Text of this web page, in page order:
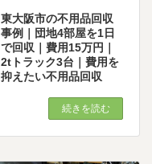
東大阪市の不用品回収
事例｜団地4部屋を1日
で回収｜費用15万円｜
2tトラック3台｜費用を
抑えたい不用品回収
続きを読む